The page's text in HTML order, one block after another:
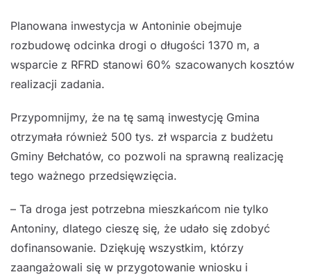
Planowana inwestycja w Antoninie obejmuje
rozbudowę odcinka drogi o długości 1370 m, a
wsparcie z RFRD stanowi 60% szacowanych kosztów
realizacji zadania.
Przypomnijmy, że na tę samą inwestycję Gmina
otrzymała również 500 tys. zł wsparcia z budżetu
Gminy Bełchatów, co pozwoli na sprawną realizację
tego ważnego przedsięwzięcia.
– Ta droga jest potrzebna mieszkańcom nie tylko
Antoniny, dlatego cieszę się, że udało się zdobyć
dofinansowanie. Dziękuję wszystkim, którzy
zaangażowali się w przygotowanie wniosku i